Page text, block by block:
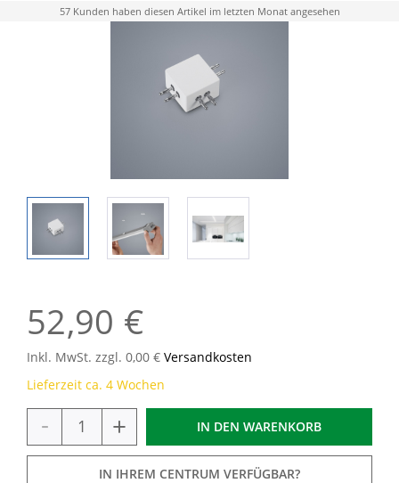
57 Kunden haben diesen Artikel im letzten Monat angesehen
52,90 €
Inkl. MwSt. zzgl. 0,00 € Versandkosten
Lieferzeit ca. 4 Wochen
- + IN DEN WARENKORB
IN IHREM CENTRUM VERFÜGBAR?